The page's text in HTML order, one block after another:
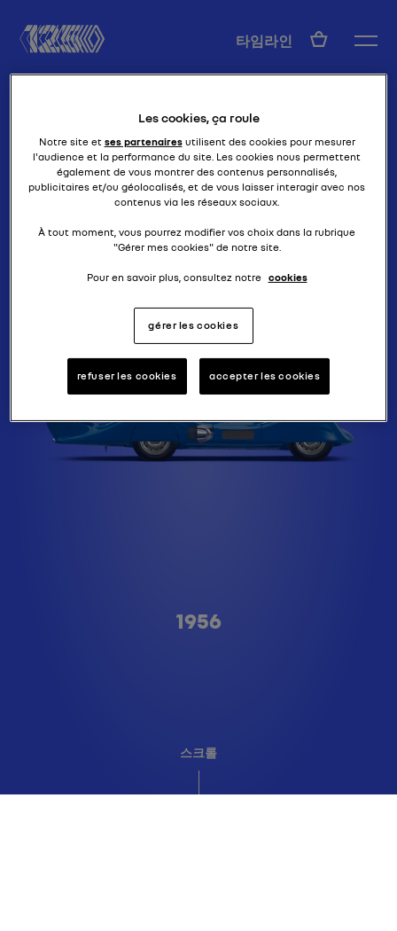
타임라인 KO
A형
에투알 필랑트
1956
스크롤
Les cookies, ça roule
Notre site et ses partenairesutilisent des cookies pour mesurer
l'audience et la performance du site. Les cookies nous permettent
également de vous montrer des contenus personnalisés,
publicitaires et/ou géolocalisés, et de vous laisser interagir avec nos
contenus via les réseaux sociaux.
À tout moment, vous pourrez modifier vos choix dans la rubrique
"Gérer mes cookies" de notre site.
Pour en savoir plus, consultez notre cookies
gérer les cookies
refuser les cookies accepter les cookies